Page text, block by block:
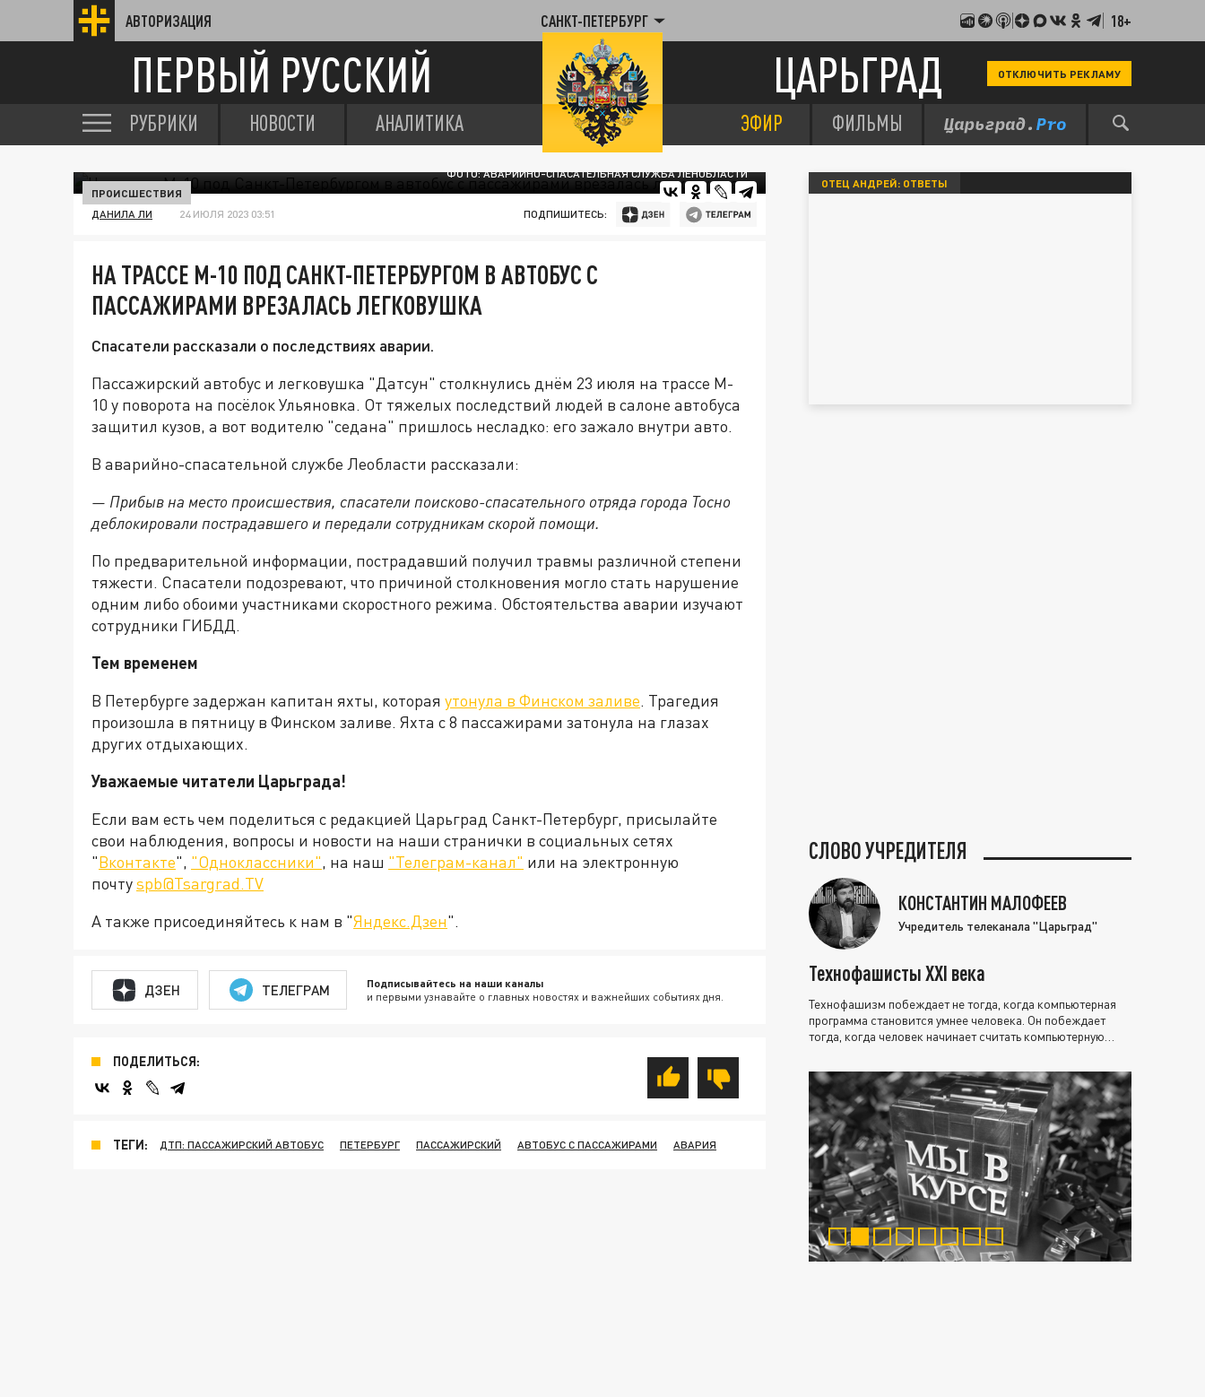
АВТОРИЗАЦИЯ САНКТ-ПЕТЕРБУРГ 18+
ПЕРВЫЙ РУССКИЙ ЦАРЬГРАД ОТКЛЮЧИТЬ РЕКЛАМУ
РУБРИКИ НОВОСТИ АНАЛИТИКА ЭФИР ФИЛЬМЫ
ФОТО: АВАРИЙНО-СПАСАТЕЛЬНАЯ СЛУЖБА ЛЕНОБЛАСТИ
ПРОИСШЕСТВИЯ
ДАНИЛА ЛИ 24 ИЮЛЯ 2023 03:51 ПОДПИШИТЕСЬ:
НА ТРАССЕ М-10 ПОД САНКТ-ПЕТЕРБУРГОМ В АВТОБУС С
ПАССАЖИРАМИ ВРЕЗАЛАСЬ ЛЕГКОВУШКА
Спасатели рассказали о последствиях аварии.
Пассажирский автобус и легковушка "Датсун" столкнулись днём 23 июля на трассе M-
10 у поворота на посёлок Ульяновка. От тяжелых последствий людей в салоне автобуса
защитил кузов, а вот водителю "седана" пришлось несладко: его зажало внутри авто.
В аварийно-спасательной службе Леобласти рассказали:
— Прибыв на место происшествия, спасатели поисково-спасательного отряда города Тосно
деблокировали пострадавшего и передали сотрудникам скорой помощи.
По предварительной информации, пострадавший получил травмы различной степени
тяжести. Спасатели подозревают, что причиной столкновения могло стать нарушение
одним либо обоими участниками скоростного режима. Обстоятельства аварии изучают
сотрудники ГИБДД.
Тем временем
В Петербурге задержан капитан яхты, которая утонула в Финском заливе. Трагедия
произошла в пятницу в Финском заливе. Яхта с 8 пассажирами затонула на глазах
других отдыхающих.
Уважаемые читатели Царьграда!
Если вам есть чем поделиться с редакцией Царьград Санкт-Петербург, присылайте
свои наблюдения, вопросы и новости на наши странички в социальных сетях
"Вконтакте", "Одноклассники", на наш "Телеграм-канал" или на электронную
почтуspb@Tsargrad.TV
А также присоединяйтесь к нам в "Яндекс.Дзен".
ДЗЕН ТЕЛЕГРАМ Подписывайтесь на наши каналы
и первыми узнавайте о главных новостях и важнейших событиях дня.
ПОДЕЛИТЬСЯ:
ТЕГИ: ДТП: ПАССАЖИРСКИЙ АВТОБУС ПЕТЕРБУРГ ПАССАЖИРСКИЙ АВТОБУС С ПАССАЖИРАМИ АВАРИЯ
ОТЕЦ АНДРЕЙ: ОТВЕТЫ
СЛОВО УЧРЕДИТЕЛЯ
КОНСТАНТИН МАЛОФЕЕВ
Учредитель телеканала "Царьград"
Технофашисты XXI века
Технофашизм побеждает не тогда, когда компьютерная
программа становится умнее человека. Он побеждает
тогда, когда человек начинает считать компьютерную